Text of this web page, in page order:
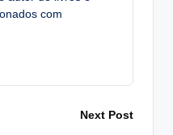
com
Next Post